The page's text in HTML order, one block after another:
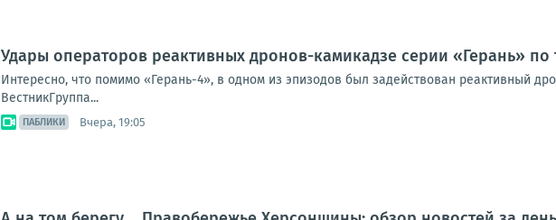
Удары операторов реактивных дронов-камикадзе серии «Герань»
Интересно, что помимо «Герань-4», в одном из эпизодов был задействован реактивный
ВестникГруппа...
ПАБЛИКИ Вчера, 19:05